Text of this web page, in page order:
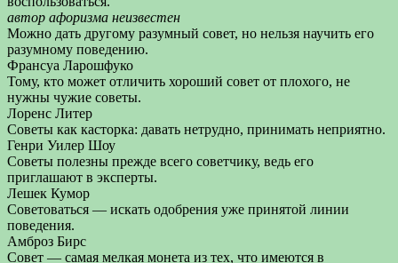
автор афоризма неизвестен
Можно дать другому разумный совет, но нельзя научить его
разумному поведению.
Франсуа Ларошфуко
Тому, кто может отличить хороший совет от плохого, не
нужны чужие советы.
Лоренс Литер
Советы как касторка: давать нетрудно, принимать неприятно.
Генри Уилер Шоу
Советы полезны прежде всего советчику, ведь его
приглашают в эксперты.
Лешек Кумор
Советоваться — искать одобрения уже принятой линии
поведения.
Амброз Бирс
Совет — самая мелкая монета из тех, что имеются в